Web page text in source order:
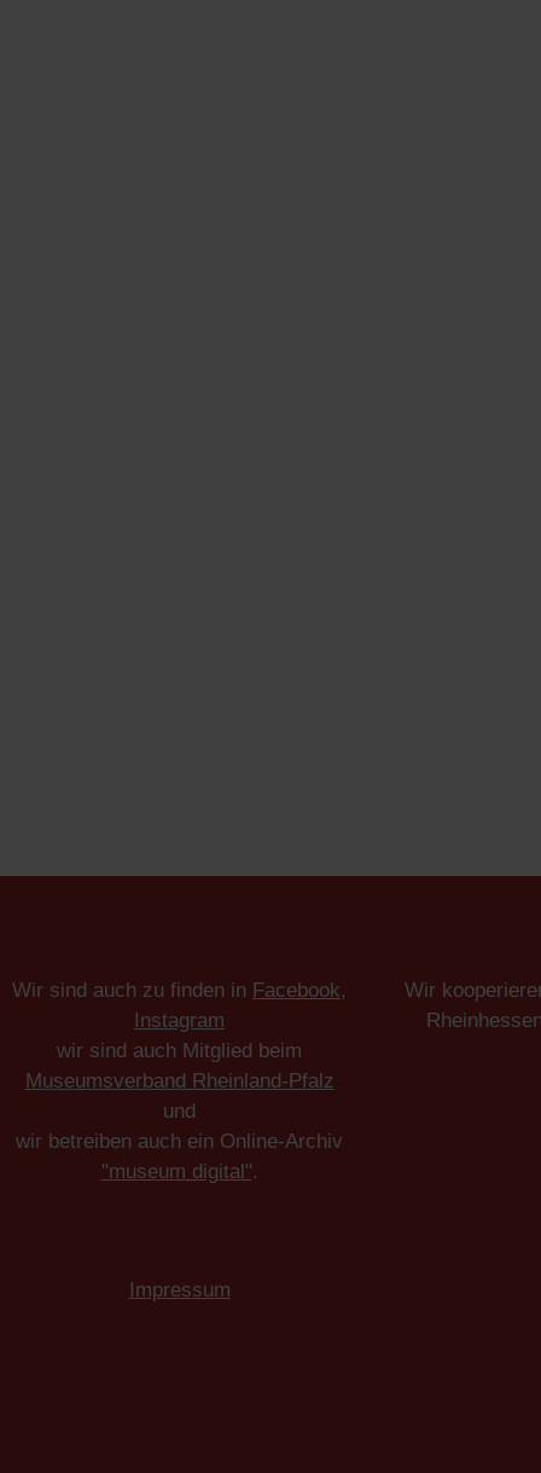
Wir sind auch zu finden in Facebook,
Instagram
wir sind auch Mitglied beim
Museumsverband Rheinland-Pfalz
und
wir betreiben auch ein Online-Archiv
"museum digital".
Impressum
Wir